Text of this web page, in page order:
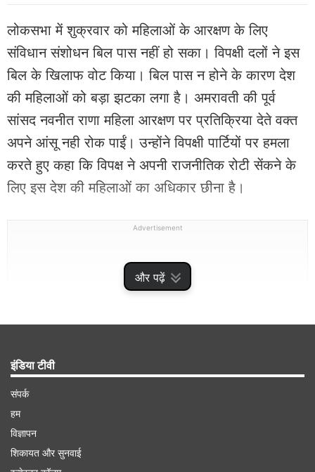
और पढ़ें
लोकसभा में शुक्रवार को महिलाओं के आरक्षण के लिए
संविधान संशोधन बिल पास नहीं हो सका। विपक्षी दलों ने इस
बिल के खिलाफ वोट किया। बिल पास न होने के कारण देश
की महिलाओं को बड़ा झटका लगा है। अमरावती की पूर्व
सांसद नवनीत राणा महिला आरक्षण पर प्रतिक्रिया देते वक्त
अपने आंसू नही रोक पाईं। उन्होंने विपक्षी पार्टियों पर हमला
करते हुए कहा कि विपक्ष ने अपनी राजनीतिक रोटी सेंकने के
लिए इस देश की महिलाओं का अधिकार छीना है।
Advertisement
क्या बोलीं नवनीत राणा?
अमरावती की पूर्व सांसद नवनीत राणा ने रोते हुए महिला
इंडिया टीवी
संपर्क
हम
विज्ञापन
शिकायत और सुनवाई